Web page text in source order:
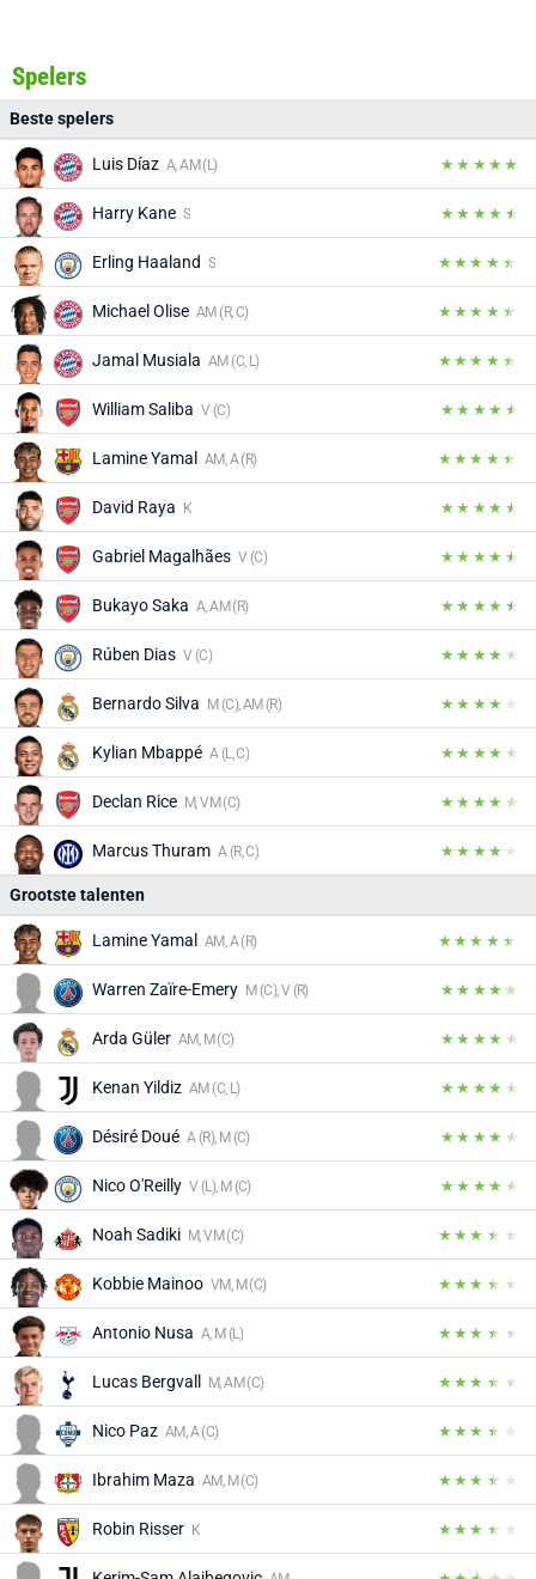
Spelers
Beste spelers
Luis Díaz A, AM (L)
Harry Kane S
Erling Haaland S
Michael Olise AM (R, C)
Jamal Musiala AM (C, L)
William Saliba V (C)
Lamine Yamal AM, A (R)
David Raya K
Gabriel Magalhães V (C)
Bukayo Saka A, AM (R)
Rúben Dias V (C)
Bernardo Silva M (C), AM (R)
Kylian Mbappé A (L, C)
Declan Rice M, VM (C)
Marcus Thuram A (R, C)
Grootste talenten
Lamine Yamal AM, A (R)
Warren Zaïre-Emery M (C), V (R)
Arda Güler AM, M (C)
Kenan Yildiz AM (C, L)
Désiré Doué A (R), M (C)
Nico O'Reilly V (L), M (C)
Noah Sadiki M, VM (C)
Kobbie Mainoo VM, M (C)
Antonio Nusa A, M (L)
Lucas Bergvall M, AM (C)
Nico Paz AM, A (C)
Ibrahim Maza AM, M (C)
Robin Risser K